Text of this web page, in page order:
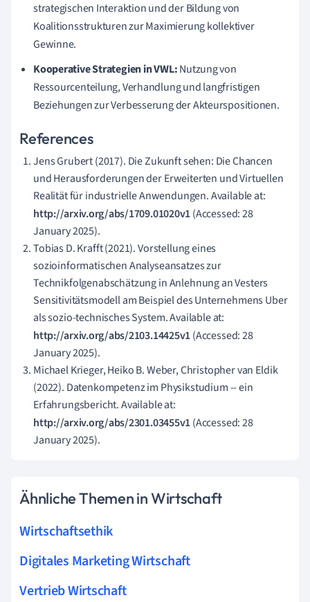
strategischen Interaktion und der Bildung von
Koalitionsstrukturen zur Maximierung kollektiver
Gewinne.
Kooperative Strategien in VWL:Nutzung von
Ressourcenteilung, Verhandlung und langfristigen
Beziehungen zur Verbesserung der Akteurspositionen.
References
Jens Grubert (2017). Die Zukunft sehen: Die Chancen
und Herausforderungen der Erweiterten und Virtuellen
Realität für industrielle Anwendungen. Available at:
http://arxiv.org/abs/1709.01020v1(Accessed: 28
January 2025).
Tobias D. Krafft (2021). Vorstellung eines
sozioinformatischen Analyseansatzes zur
Technikfolgenabschätzung in Anlehnung an Vesters
Sensitivitätsmodell am Beispiel des Unternehmens Uber
als sozio-technisches System. Available at:
http://arxiv.org/abs/2103.14425v1(Accessed: 28
January 2025).
Michael Krieger, Heiko B. Weber, Christopher van Eldik
(2022). Datenkompetenz im Physikstudium -- ein
Erfahrungsbericht. Available at:
http://arxiv.org/abs/2301.03455v1(Accessed: 28
January 2025).
Ähnliche Themen in Wirtschaft
Wirtschaftsethik
Digitales Marketing Wirtschaft
Vertrieb Wirtschaft